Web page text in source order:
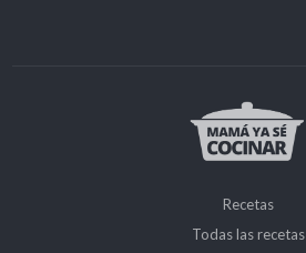
Recetas
Todas las recetas